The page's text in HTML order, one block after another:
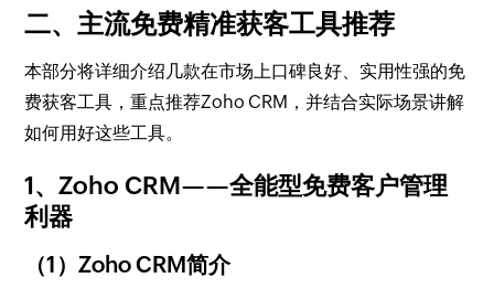
二、主流免费精准获客工具推荐
本部分将详细介绍几款在市场上口碑良好、实用性强的免
费获客工具，重点推荐Zoho CRM，并结合实际场景讲解
如何用好这些工具。
1、Zoho CRM——全能型免费客户管理
利器
（1）Zoho CRM简介